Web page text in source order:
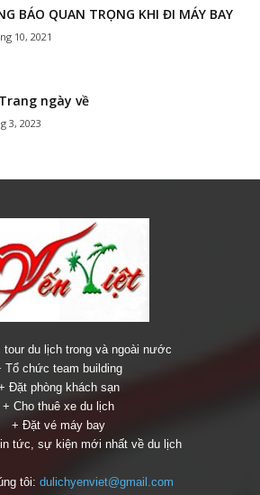
BÁO QUAN TRỌNG KHI ĐI MÁY BAY
10, 2021
ngày về
3, 2023
du lịch trong và ngoài nước
Tổ chức team building
Đặt phòng khách sạn
+ Cho thuê xe du lịch
+ Đặt vé máy bay
tức, sự kiện mới nhất về du lịch
tôi: dulichyenviet@gmail.com